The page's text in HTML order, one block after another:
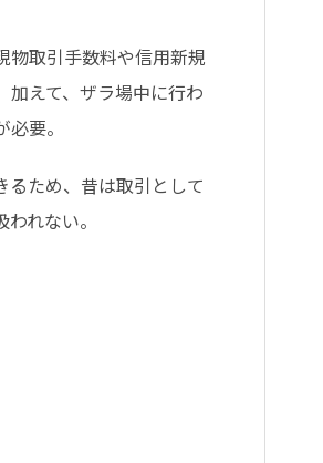
物取引手数料や信用新規
えて、ザラ場中に行わ
要。
るため、昔は取引として
れない。